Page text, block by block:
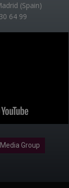
(Spain)
64 99
Group